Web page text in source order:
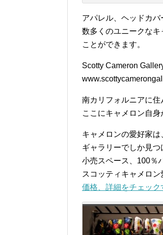
アパレル、ヘッドカバ
数多くのユニークな
ことができます。
Scotty Cameron
南カリフォルニアに住
ここにキャメロン自
キャメロンの愛好家
ギャラリーでしか見つ
小売スペース、100％
スコッティキャメロン
価格、詳細をチェック